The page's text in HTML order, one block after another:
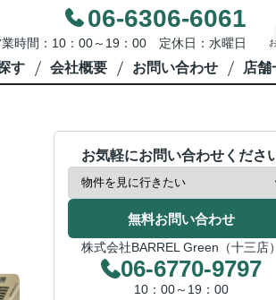
06-6306-6061
時間：10：00～19：00 定休日：水曜日
す 会社概要 お問い合わせ 店舗
お気軽にお問い合わせくださ
無料お問い合わせ
株式会社BARREL Green（十三店）
06-6770-9797
10：00～19：00